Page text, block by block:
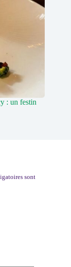
: un festin
sont